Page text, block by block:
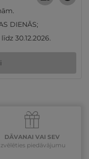
DIENĀS;
30.12.2026.
DĀVANAI VAI SEV
piedāvājumu